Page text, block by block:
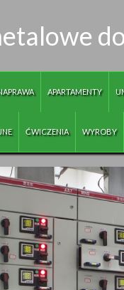
APARTAMENTY
ĆWICZENIA WYROBY